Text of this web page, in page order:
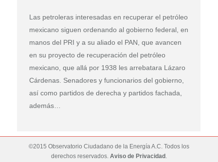
Las petroleras interesadas en recuperar el petróleo
mexicano siguen ordenando al gobierno federal, en
manos del PRI y a su aliado el PAN, que avancen
en su proyecto de recuperación del petróleo
mexicano, que allá por 1938 les arrebatara Lázaro
Cárdenas. Senadores y funcionarios del gobierno,
así como partidos de derecha y partidos fachada,
además…
©2015 Observatorio Ciudadano de la Energía A.C. Todos los
derechos reservados. Aviso de Privacidad .